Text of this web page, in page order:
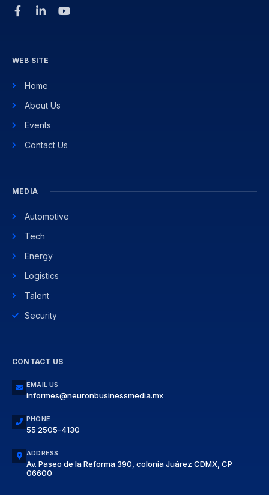
WEB SITE
Home
About Us
Events
Contact Us
MEDIA
Automotive
Tech
Energy
Logistics
Talent
Security
CONTACT US
EMAIL US
informes@neuronbusinessmedia.mx
PHONE
55 2505-4130
ADDRESS
Av. Paseo de la Reforma 390, colonia Juárez CDMX, CP
06600